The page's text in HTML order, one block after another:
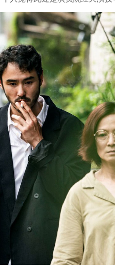
人觉得此处是演员阮经天演技